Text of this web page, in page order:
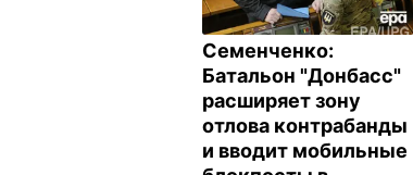
Семенченко:
Батальон "Донбасс"
расширяет зону
отлова контрабанды
и вводит мобильные